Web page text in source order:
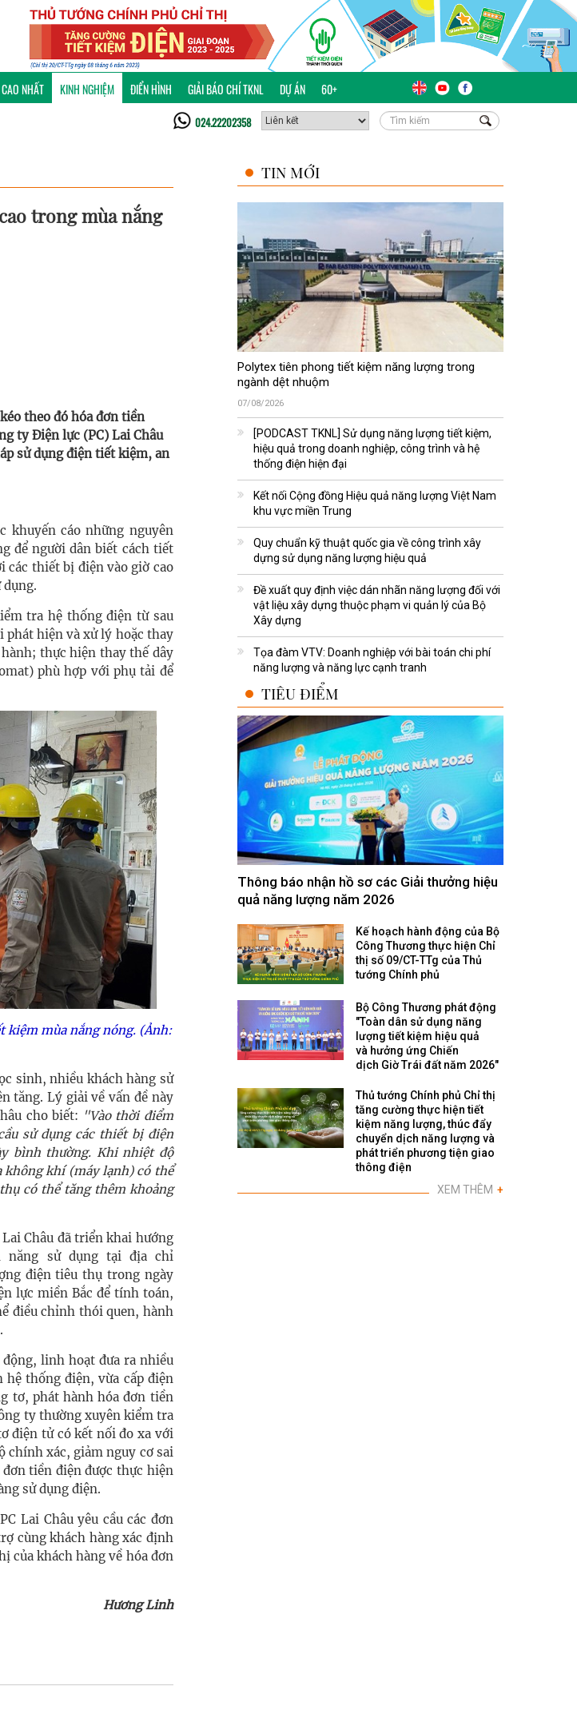
NHẤT KINH NGHIỆM ĐIỂN HÌNH GIẢI BÁO CHÍ TKNL DỰ ÁN 60+
024.22202358
trong mùa nắng
theo đó hóa đơn tiền
ty Điện lực (PC) Lai Châu
sử dụng điện tiết kiệm, an
khuyến cáo những nguyên
để người dân biết cách tiết
các thiết bị điện vào giờ cao
tra hệ thống điện từ sau
hiện và xử lý hoặc thay
thực hiện thay thế dây
phù hợp với phụ tải để
kiệm mùa nắng nóng. (Ảnh:
sinh, nhiều khách hàng sử
tăng. Lý giải về vấn đề này
cho biết: "Vào thời điểm
sử dụng các thiết bị điện
bình thường. Khi nhiệt độ
không khí (máy lạnh) có thể
có thể tăng thêm khoảng
Châu đã triển khai hướng
năng sử dụng tại địa chỉ
điện tiêu thụ trong ngày
lực miền Bắc để tính toán,
điều chỉnh thói quen, hành
linh hoạt đưa ra nhiều
hệ thống điện, vừa cấp điện
tơ, phát hành hóa đơn tiền
ty thường xuyên kiểm tra
điện tử có kết nối đo xa với
chính xác, giảm nguy cơ sai
tiền điện được thực hiện
sử dụng điện.
Lai Châu yêu cầu các đơn
cùng khách hàng xác định
của khách hàng về hóa đơn
Hương Linh
TIN MỚI
Polytex tiên phong tiết kiệm năng lượng trong
ngành dệt nhuộm
07/08/2026
[PODCAST TKNL] Sử dụng năng lượng tiết kiệm,
hiệu quả trong doanh nghiệp, công trình và hệ
thống điện hiện đại
Kết nối Cộng đồng Hiệu quả năng lượng Việt Nam
khu vực miền Trung
Quy chuẩn kỹ thuật quốc gia về công trình xây
dựng sử dụng năng lượng hiệu quả
Đề xuất quy định việc dán nhãn năng lượng đối với
vật liệu xây dựng thuộc phạm vi quản lý của Bộ
Xây dựng
Tọa đàm VTV: Doanh nghiệp với bài toán chi phí
năng lượng và năng lực cạnh tranh
TIÊU ĐIỂM
Thông báo nhận hồ sơ các Giải thưởng hiệu
quả năng lượng năm 2026
Kế hoạch hành động của Bộ
Công Thương thực hiện Chỉ
thị số 09/CT-TTg của Thủ
tướng Chính phủ
Bộ Công Thương phát động
"Toàn dân sử dụng năng
lượng tiết kiệm hiệu quả
và hưởng ứng Chiến
dịch Giờ Trái đất năm 2026"
Thủ tướng Chính phủ Chỉ thị
tăng cường thực hiện tiết
kiệm năng lượng, thúc đẩy
chuyển dịch năng lượng và
phát triển phương tiện giao
thông điện
XEM THÊM +